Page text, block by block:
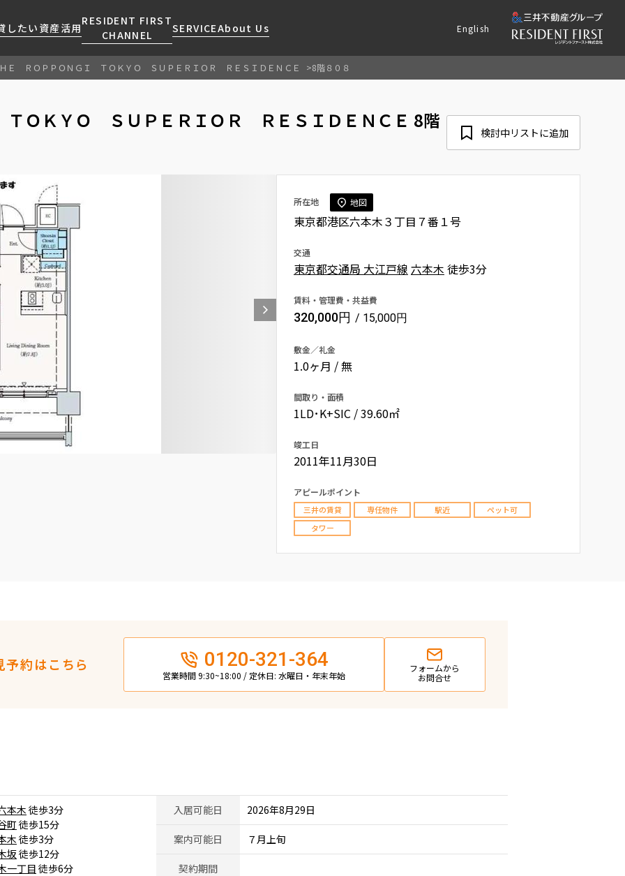
したい 資産活用
RESIDENT FIRST
CHANNEL
SERVICEAbout Us
会社情報
ニュースリリース
お問い合わせ
人気エリアから探す
駅・沿線から探す
地図から探す
キーワードから探す
新着情報から探す
ニュースから探す
新着募集情報
こだわり一覧
お問い合わせ
お問い合わせ
マンションレポート
RESIDENT FIRST
MEMBERS登録
会員ページ
ご入居・提携サービス
お部屋探しからご契約まで
よくあるご質問
社宅紹介
【仲介会社様向け】当社仲介
事業部取り扱い物件入居申
English
Ｅ ＲＯＰＰＯＮＧＩ ＴＯＫＹＯ ＳＵＰＥＲＩＯＲ ＲＥＳＩＤＥＮＣＥ 8階８０８
ＯＫＹＯ ＳＵＰＥＲＩＯＲ ＲＥＳＩＤＥＮＣＥ 8階
検討中リストに追加
所在地 地図
東京都港区六本木３丁目７番１号
交通
東京都交通局 大江戸線 六本木 徒歩3分
賃料・管理費・共益費
320,000円 / 15,000円
敷金／礼金
1.0ヶ月 / 無
間取り・面積
1LD･K+SIC / 39.60㎡
竣工日
2011年11月30日
アピールポイント
三井の賃貸 専任物件 駅近
ペット可
タワー
約はこちら 0120-321-364
営業時間 9:30~18:00 / 定休日: 水曜日・年末年始
フォームから
お問合せ
本木 徒歩3分
町 徒歩15分
木 徒歩3分
坂徒歩12分
一丁目 徒歩6分
入居可能日 2026年8月29日
案内可能日 ７月上旬
契約期間